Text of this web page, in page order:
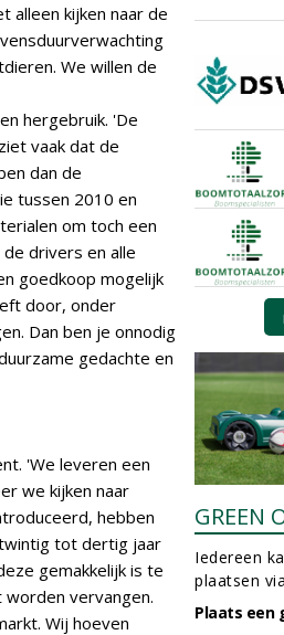
alleen kijken naar de
We willen de
hergebruik. 'De
vaak dat de
dan de
tussen 2010 en
om toch een
drivers en alle
goedkoop mogelijk
door, onder
Dan ben je onnodig
gedachte en
'We leveren een
we kijken naar
hebben
tot dertig jaar
gemakkelijk is te
vervangen.
Wij hoeven
GREEN
Iedereen
plaatsen
Plaats een